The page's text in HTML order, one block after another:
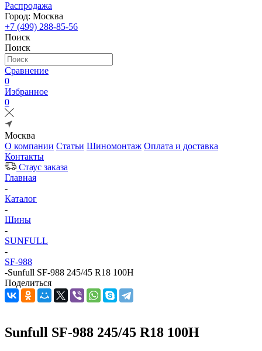
Распродажа
Город: Москва
+7 (499) 288-85-56
Поиск
Поиск
Сравнение
0
Избранное
0
Москва
О компании Статьи Шиномонтаж Оплата и доставка
Контакты
Стаус заказа
Главная
-
Каталог
-
Шины
-
SUNFULL
-
SF-988
-Sunfull SF-988 245/45 R18 100H
Поделиться
Sunfull SF-988 245/45 R18 100H